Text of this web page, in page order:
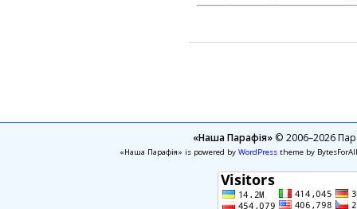
«Наша Парафія»© 2006–2026
«Наша Парафія» is powered by WordPresstheme by